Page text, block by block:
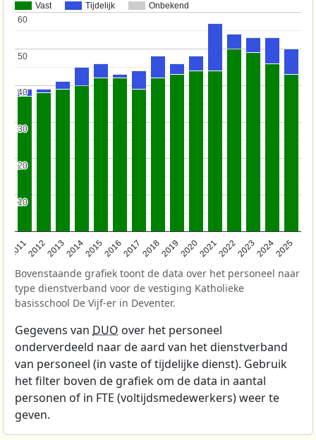
Vast Tijdelijk Onbekend
201120122013201420152016201720182019202020212022202320242025
10
10
20
20
30
30
40
40
50
50
60
60
Bovenstaande grafiek toont de data over het personeel naar
type dienstverband voor de vestiging Katholieke
basisschool De Vijf-er in Deventer.
Gegevens van DUO over het personeel
onderverdeeld naar de aard van het dienstverband
van personeel (in vaste of tijdelijke dienst). Gebruik
het filter boven de grafiek om de data in aantal
personen of in FTE (voltijdsmedewerkers) weer te
geven.